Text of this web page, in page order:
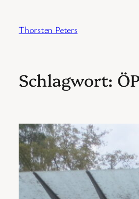
springen
Thorsten Peters
Schlagwort: